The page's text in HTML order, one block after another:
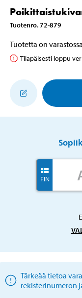
Tuotenro.72-879
Tuotetta on varastossa
Tilapäisesti loppu
FIN
Tärkeää tietoa
rekisterinumeron